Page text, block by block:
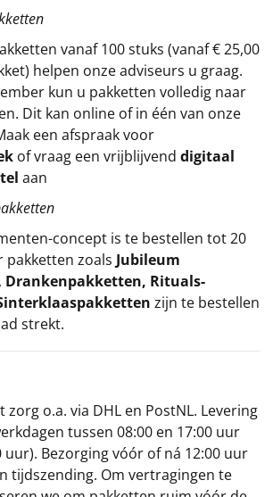
vanaf 100 stuks (vanaf € 25,00
helpen onze adviseurs u graag.
kun u pakketten volledig naar
Dit kan online of in één van onze
een afspraak voor
of vraag een vrijblijvend digitaal
aan
-concept is te bestellen tot 20
pakketten zoals Jubileum
, Drankenpakketten, Rituals-
zijn te bestellen
strekt.
o.a. via DHL en PostNL. Levering
tussen 08:00 en 17:00 uur
Bezorging vóór of ná 12:00 uur
tijdszending. Om vertragingen te